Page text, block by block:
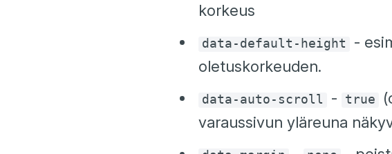
korkeus
data-default-height -
oletuskorkeuden.
data-auto-scroll - true
varaussivun yläreuna